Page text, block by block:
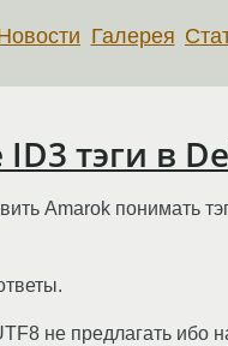
Галерея
тэги в
Amarok понимать
не предлагать